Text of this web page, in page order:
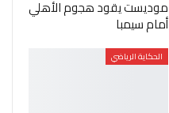
موديست يقود هجوم الأهلي
أمام سيمبا
الحكاية الرياضي